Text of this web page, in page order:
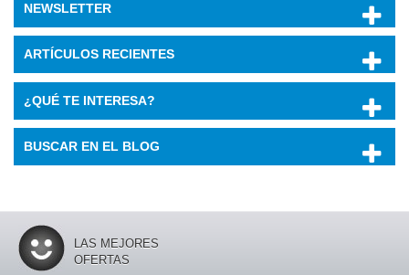
NEWSLETTER
ARTÍCULOS RECIENTES
¿QUÉ TE INTERESA?
BUSCAR EN EL BLOG
LAS MEJORES
OFERTAS